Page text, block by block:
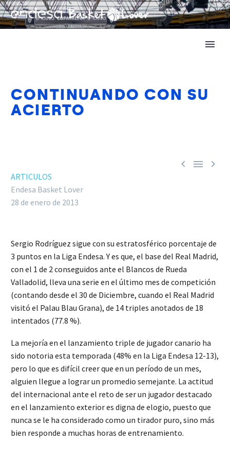
CONTINUANDO CON SU
ACIERTO
  
ARTICULOS
Endesa Basket Lover
28 de enero de 2013
Sergio Rodríguez sigue con su estratosférico porcentaje de
3 puntos en la Liga Endesa. Y es que, el base del Real Madrid,
con el 1 de 2 conseguidos ante el Blancos de Rueda
Valladolid, lleva una serie en el último mes de competición
(contando desde el 30 de Diciembre, cuando el Real Madrid
visitó el Palau Blau Grana), de 14 triples anotados de 18
intentados (77.8 %).
La mejoría en el lanzamiento triple de jugador canario ha
sido notoria esta temporada (48% en la Liga Endesa 12-13),
pero lo que es difícil creer que en un período de un mes,
alguien llegue a lograr un promedio semejante. La actitud
del internacional ante el reto de ser un jugador destacado
en el lanzamiento exterior es digna de elogio, puesto que
nunca se le ha considerado como un tirador puro, sino más
bien responde a muchas horas de entrenamiento.